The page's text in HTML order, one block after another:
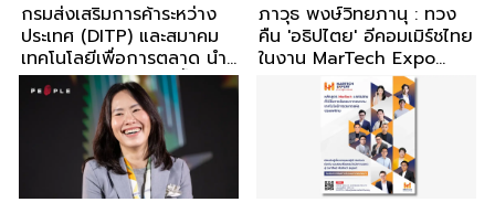
กรมส่งเสริมการค้าระหว่าง
ประเทศ (DITP) และสมาคม
เทคโนโลยีเพื่อการตลาด นำ
25 บริษัท MarTech ชั้นนำ
ของไทย เปิดประตูสู่ตลาด
ฟิลิปปินส์ สร้างเม็ดเงิน
หมุนเวียนกว่า 93 ล้านบาท
ในงาน Global MarTech
Integration Day 2026
ภาวุธ พงษ์วิทยภานุ : ทวง
คืน 'อธิปไตย' อีคอมเมิร์ชไทย
ในงาน MarTech Expo